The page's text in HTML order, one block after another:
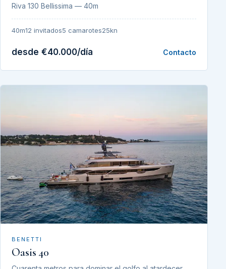
Riva 130 Bellissima — 40m
40m12 invitados5 camarotes25kn
desde €40.000/día Contacto
BENETTI
Oasis 40